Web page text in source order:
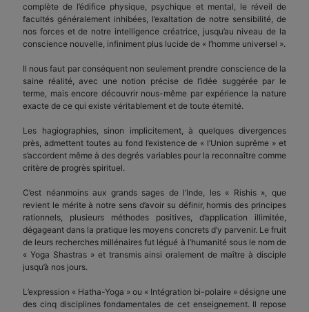
complète de l’édifice physique, psychique et mental, le réveil de
facultés généralement inhibées, l’exaltation de notre sensibilité, de
nos forces et de notre intelligence créatrice, jusqu’au niveau de la
conscience nouvelle, infiniment plus lucide de « l’homme universel ».
Il nous faut par conséquent non seulement prendre conscience de la
saine réalité, avec une notion précise de l’idée suggérée par le
terme, mais encore découvrir nous-même par expérience la nature
exacte de ce qui existe véritablement et de toute éternité.
Les hagiographies, sinon implicitement, à quelques divergences
près, admettent toutes au fond l’existence de « l’Union suprême » et
s’accordent même à des degrés variables pour la reconnaître comme
critère de progrès spirituel.
C’est néanmoins aux grands sages de l’Inde, les « Rishis », que
revient le mérite à notre sens d’avoir su définir, hormis des principes
rationnels, plusieurs méthodes positives, d’application illimitée,
dégageant dans la pratique les moyens concrets d’y parvenir. Le fruit
de leurs recherches millénaires fut légué à l’humanité sous le nom de
« Yoga Shastras » et transmis ainsi oralement de maître à disciple
jusqu’à nos jours.
L’expression « Hatha-Yoga » ou « Intégration bi-polaire » désigne une
des cinq disciplines fondamentales de cet enseignement. Il repose